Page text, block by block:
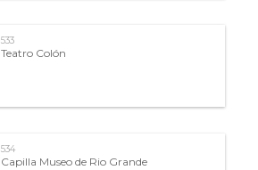
533
Teatro Colón
534
Capilla Museo de Rio Grande